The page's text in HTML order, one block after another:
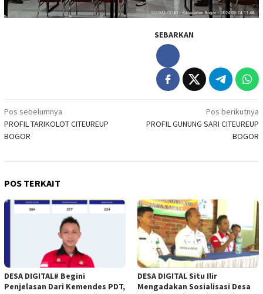
SEBARKAN
Navigasi
pos
Pos sebelumnya
PROFIL TARIKOLOT CITEUREUP
BOGOR
Pos berikutnya
PROFIL GUNUNG SARI CITEUREUP
BOGOR
POS TERKAIT
DESA DIGITAL# Begini
Penjelasan Dari Kemendes PDT,
DESA DIGITAL Situ Ilir
Mengadakan Sosialisasi Desa